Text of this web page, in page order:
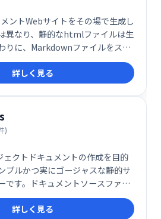
ントWebサイトをその場で生成し
異なり、静的なhtmlファイルは生
りに、Markdownファイルをスマ
析し、Webサイトとして表示しま
して開始し、GitHubページに
す。
詳しく見る
)
クトドキュメントの作成を目的
プルかつ実にゴージャスな静的サ
です。ドキュメントソースファイ
述され、単一のYAML構成ファイ
詳しく見る